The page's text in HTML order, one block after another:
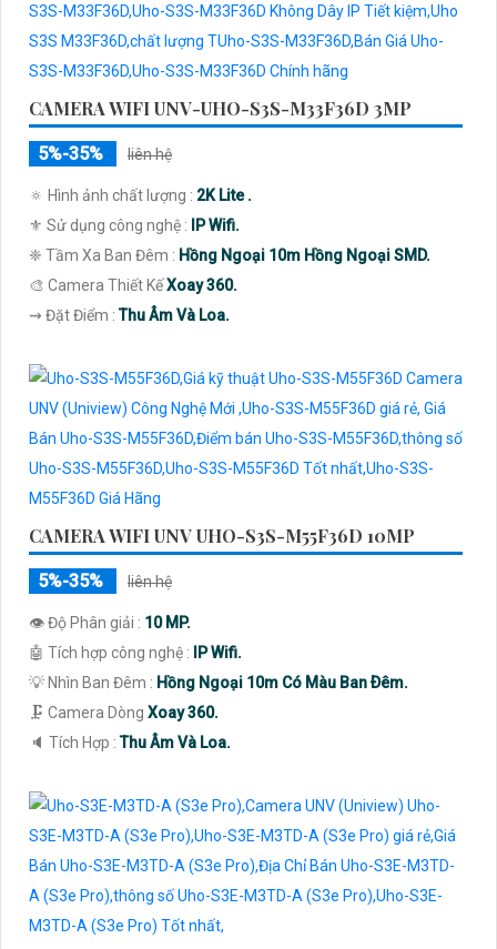
CAMERA WIFI UNV-UHO-S3S-M33F36D 3MP
5%-35% liên hệ
🔅 Hình ảnh chất lượng : 2K Lite .
⚜️ Sử dụng công nghệ : IP Wifi.
❈ Tầm Xa Ban Đêm : Hồng Ngoại 10m Hồng Ngoại SMD.
🎨 Camera Thiết KếXoay 360.
️⇝ Đặt Điểm :Thu Âm Và Loa.
CAMERA WIFI UNV UHO-S3S-M55F36D 10MP
5%-35% liên hệ
👁 Độ Phân giải : 10 MP.
🤖️ Tích hợp công nghệ : IP Wifi.
💡 Nhìn Ban Đêm : Hồng Ngoại 10m Có Màu Ban Ðêm.
🗜️ Camera Dòng Xoay 360.
️🔈 Tích Hợp :Thu Âm Và Loa.